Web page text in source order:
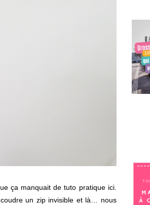
ça manquait de tuto pratique ici.
un zip invisible et là… nous